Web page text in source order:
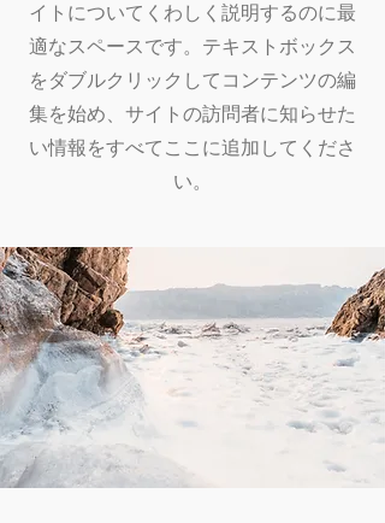
イトについてくわしく説明するのに最
適なスペースです。テキストボックス
をダブルクリックしてコンテンツの編
集を始め、サイトの訪問者に知らせた
い情報をすべてここに追加してくださ
い。